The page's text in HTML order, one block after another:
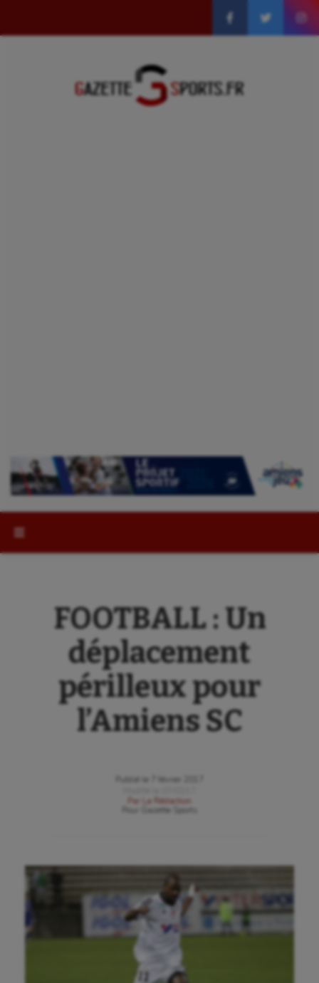
FOOTBALL : Un
déplacement
périlleux pour
l’Amiens SC
Publié le
7 février 2017
Par
La Rédaction
Gazette Sports